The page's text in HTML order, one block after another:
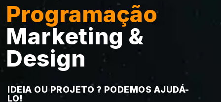
Programação
Marketing &
Design
IDEIA OU PROJETO ? PODEMOS AJUDÁ-
LO!
SERVIÇOS
SEO,
SMO & SEM
Web Design &
Web Dev
Vídeo e
Redes
Barcelos,Portugal
Rua das Regadas OPENCENTER, Loja H - Adães, 4755-
001
info@365.com.pt
+351 914 762 006